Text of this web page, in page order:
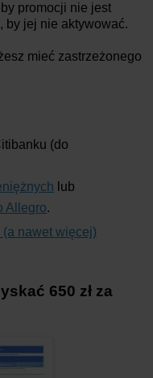
promocji nie jest
by jej nie aktywować.
mieć zastrzeżonego
(do
lub
Allegro.
(a nawet więcej)
650 zł za